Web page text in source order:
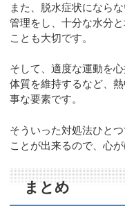
また、脱水症状になら
管理をし、十分な水分
ことも大切です。
そして、適度な運動を
体質を維持するなど、
事な要素です。
そういった対処法ひと
ことが出来るので、心
まとめ